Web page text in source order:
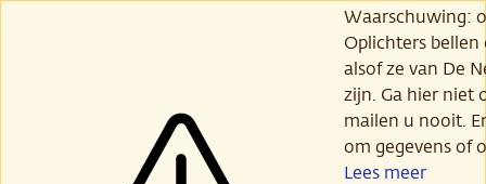
Waarschuwing:
Oplichters
alsof ze van De
zijn. Ga hier niet
mailen u nooit.
om gegevens of
Lees meer